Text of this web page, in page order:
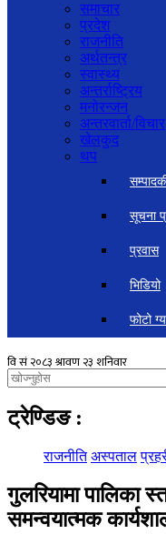
समाचार
प्रदेश
राजनीति
अर्थतन्त्र
स्वास्थ्य
अन्तर्राष्ट्रिय
मनोरन्जन
अन्तरवार्ता/विचार
खेलकुद
थप
सूचना
प्रवास
भिडियो
फोटो
ट्रेण्डिङ :
राजनीति अस्पताल
गुलरियामा पालिका
समन्वयात्मक